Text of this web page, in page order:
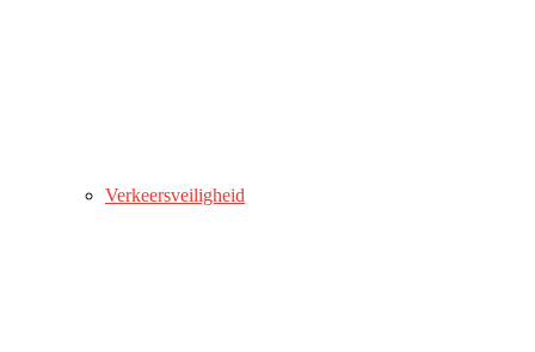
Verkeersveiligheid